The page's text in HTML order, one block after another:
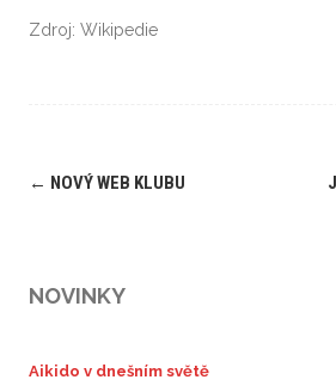
Zdroj: Wikipedie
Post
← NOVÝ WEB KLUBU
NOVINKY
Aikido v dnešním světě